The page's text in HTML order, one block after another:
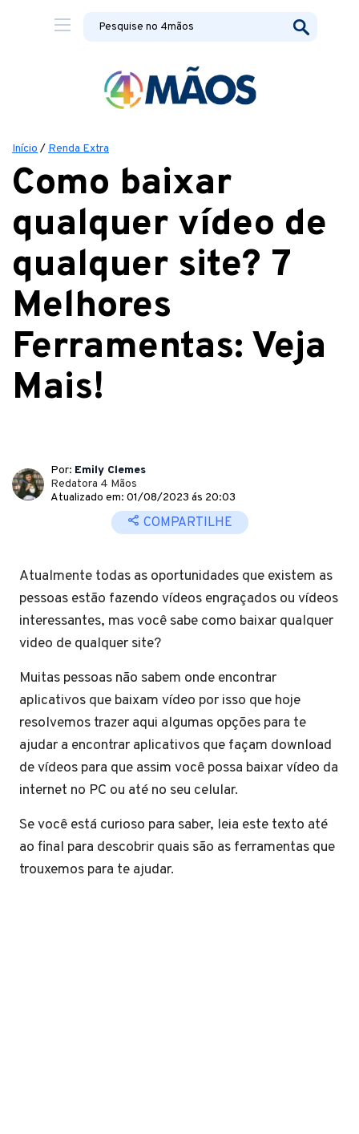
Início / Renda Extra
Como baixar
qualquer vídeo de
qualquer site? 7
Melhores
Ferramentas: Veja
Mais!
Por: Emily Clemes
Redatora 4 Mãos
Atualizado em: 01/08/2023 ás 20:03
COMPARTILHE
Atualmente todas as oportunidades que existem as
pessoas estão fazendo vídeos engraçados ou vídeos
interessantes, mas você sabe como baixar qualquer
video de qualquer site?
Muitas pessoas não sabem onde encontrar
aplicativos que baixam vídeo por isso que hoje
resolvemos trazer aqui algumas opções para te
ajudar a encontrar aplicativos que façam download
de vídeos para que assim você possa baixar vídeo da
internet no PC ou até no seu celular.
Se você está curioso para saber, leia este texto até
ao final para descobrir quais são as ferramentas que
trouxemos para te ajudar.